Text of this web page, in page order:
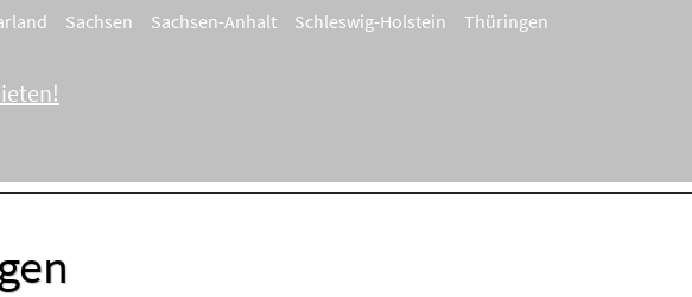
Sachsen Sachsen-Anhalt Schleswig-Holstein Thüringen